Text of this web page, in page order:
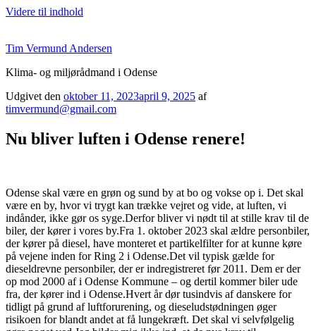
Videre til indhold
Tim Vermund Andersen
Klima- og miljørådmand i Odense
Udgivet den oktober 11, 2023april 9, 2025 af
timvermund@gmail.com
Nu bliver luften i Odense renere!
Odense skal være en grøn og sund by at bo og vokse op i. Det skal
være en by, hvor vi trygt kan trække vejret og vide, at luften, vi
indånder, ikke gør os syge.Derfor bliver vi nødt til at stille krav til de
biler, der kører i vores by.Fra 1. oktober 2023 skal ældre personbiler,
der kører på diesel, have monteret et partikelfilter for at kunne køre
på vejene inden for Ring 2 i Odense.Det vil typisk gælde for
dieseldrevne personbiler, der er indregistreret før 2011. Dem er der
op mod 2000 af i Odense Kommune – og dertil kommer biler ude
fra, der kører ind i Odense.Hvert år dør tusindvis af danskere for
tidligt på grund af luftforurening, og dieseludstødningen øger
risikoen for blandt andet at få lungekræft. Det skal vi selvfølgelig